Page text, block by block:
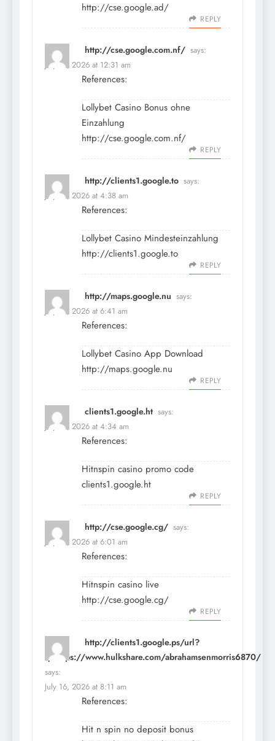
http://cse.google.ad/
REPLY
http://cse.google.com.nf/ says:
July 15, 2026 at 12:31 am
References:
Lollybet Casino Bonus ohne
Einzahlung
http://cse.google.com.nf/
REPLY
http://clients1.google.to says:
July 15, 2026 at 4:38 am
References:
Lollybet Casino Mindesteinzahlung
http://clients1.google.to
REPLY
http://maps.google.nu says:
July 15, 2026 at 6:41 am
References:
Lollybet Casino App Download
http://maps.google.nu
REPLY
clients1.google.ht says:
July 16, 2026 at 4:34 am
References:
Hitnspin casino promo code
clients1.google.ht
REPLY
http://cse.google.cg/ says:
July 16, 2026 at 6:01 am
References:
Hitnspin casino live
http://cse.google.cg/
REPLY
http://clients1.google.ps/url?
q=https://www.hulkshare.com/abrahamsenmorris6870/
says:
July 16, 2026 at 8:11 am
References:
Hit n spin no deposit bonus